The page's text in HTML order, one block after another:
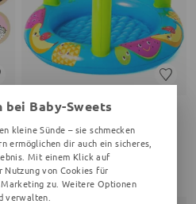
bunt
BESTWAY
Planschbecken Früchte
15,99 €
bei Baby-Sweets
kleine Sünde – sie schmecken
ermöglichen dir auch ein sicheres,
Mit einem Klick auf
Nutzung von Cookies für
zu. Weitere Optionen
verwalten.